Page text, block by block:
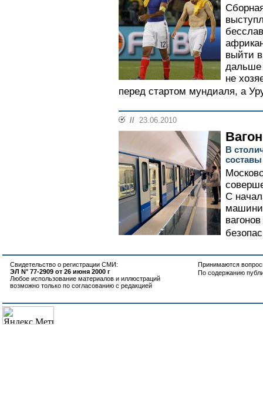
выйти
дальше
не
перед стартом мундиаля, а
// 23.06.2010
В
составы
С
Свидетельство о регистрации СМИ:
ЭЛ N° 77-2909 от 26 июня 2000 г
Любое использование материалов и иллюстраций
возможно только по согласованию с редакцией
Принимаются
По содержанию